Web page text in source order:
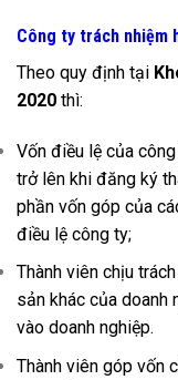
Công ty trách nhiệm
Theo quy định tại
2020 thì:
Vốn điều lệ của
trở lên khi đăng ký
phần vốn góp của
điều lệ công ty;
Thành viên chịu
sản khác của doanh
vào doanh nghiệp.
Thành viên góp vốn